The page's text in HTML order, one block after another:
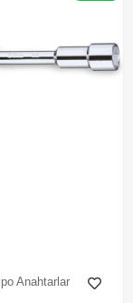
Anahtarlar